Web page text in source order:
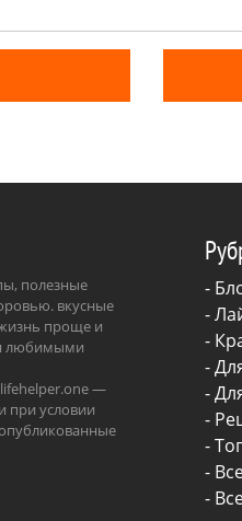
на возможные
лесоохраны…
полезные
вкусные
проще и
любимыми
—
при условии
-
-
-
-
-
-
-
-
-